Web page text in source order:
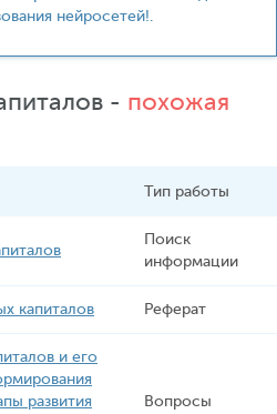
нейросетей!.
- похожая
Тип работы
Поиск
информации
капиталов Реферат
и его
развития
Вопросы